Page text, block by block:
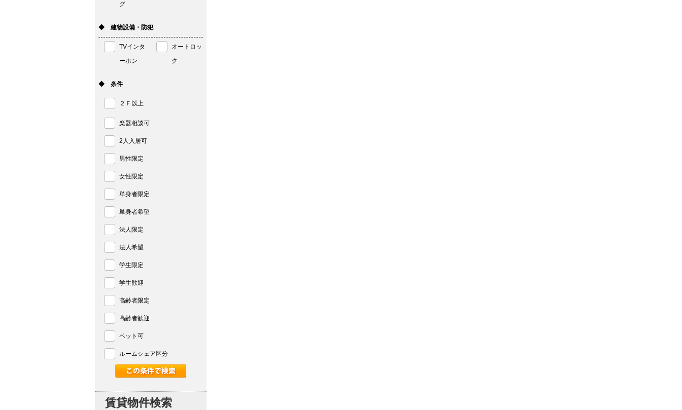
グ
◆ 建物設備・防犯
TVインタ
ーホン
オートロッ
ク
◆ 条件
２Ｆ以上
楽器相談可
2人入居可
男性限定
女性限定
単身者限定
単身者希望
法人限定
法人希望
学生限定
学生歓迎
高齢者限定
高齢者歓迎
ペット可
ルームシェア区分
賃貸物件検索